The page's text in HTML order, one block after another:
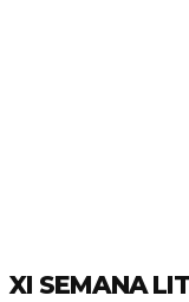
XI SEMANA